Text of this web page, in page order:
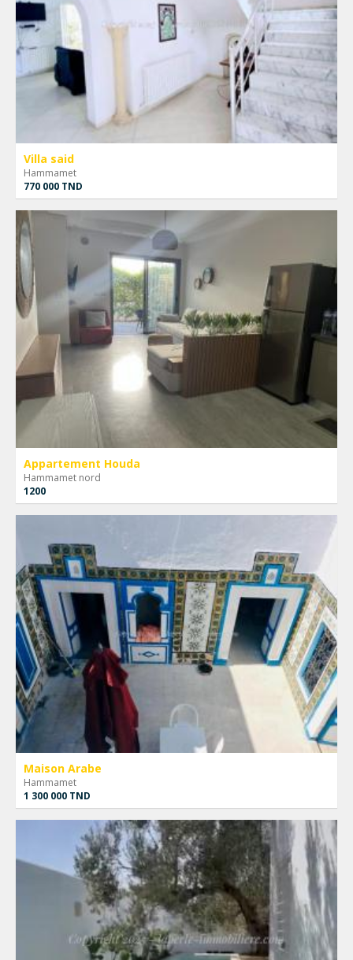
Villa said
Hammamet
770 000 TND
Appartement Houda
Hammamet nord
1200
Maison Arabe
Hammamet
1 300 000 TND